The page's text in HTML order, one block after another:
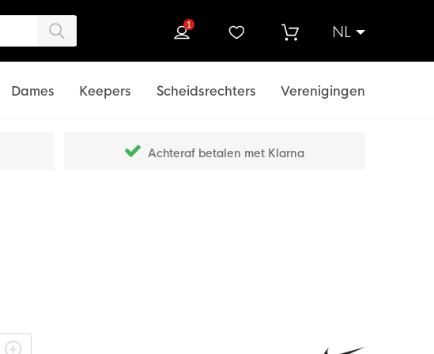
NL
1
Dames Keepers Scheidsrechters Verenigingen
Achteraf betalen met Klarna